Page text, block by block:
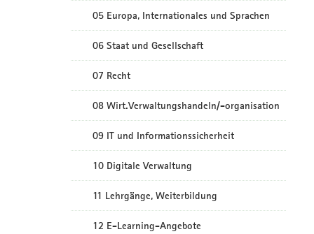
05 Europa, Internationales und Sprachen
06 Staat und Gesellschaft
07 Recht
08 Wirt.Verwaltungshandeln/-organisation
09 IT und Informationssicherheit
10 Digitale Verwaltung
11 Lehrgänge, Weiterbildung
12 E-Learning-Angebote